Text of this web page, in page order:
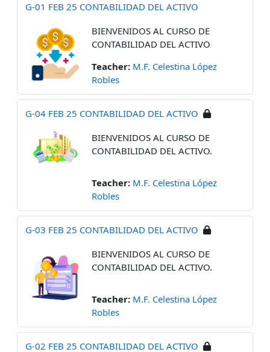
G-01 FEB 25 CONTABILIDAD DEL ACTIVO
BIENVENIDOS AL CURSO DE
CONTABILIDAD DEL ACTIVO
Teacher: M.F. Celestina López
Robles
G-04 FEB 25 CONTABILIDAD DEL ACTIVO
BIENVENIDOS AL CURSO DE
CONTABILIDAD DEL ACTIVO.
Teacher: M.F. Celestina López
Robles
G-03 FEB 25 CONTABILIDAD DEL ACTIVO
BIENVENIDOS AL CURSO DE
CONTABILIDAD DEL ACTIVO.
Teacher: M.F. Celestina López
Robles
G-02 FEB 25 CONTABILIDAD DEL ACTIVO